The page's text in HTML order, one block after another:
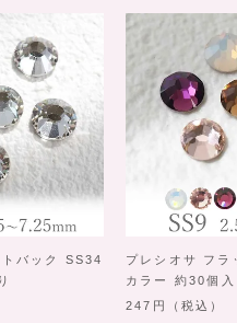
バック SS34
プレシオサ フ
カラー 約30個
247
（税込）